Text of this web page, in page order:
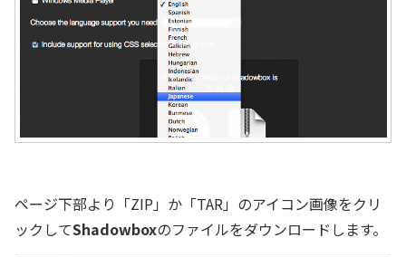
ページ下部より「ZIP」か「TAR」のアイコン画像をクリ
ックしてShadowboxのファイルをダウンロードします。